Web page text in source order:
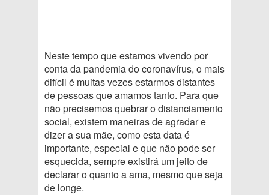
Neste tempo que estamos vivendo por
conta da pandemia do coronavírus, o mais
difícil é muitas vezes estarmos distantes
de pessoas que amamos tanto. Para que
não precisemos quebrar o distanciamento
social, existem maneiras de agradar e
dizer a sua mãe, como esta data é
importante, especial e que não pode ser
esquecida, sempre existirá um jeito de
declarar o quanto a ama, mesmo que seja
de longe.